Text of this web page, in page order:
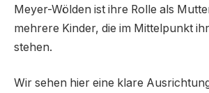
Meyer-Wölden ist ihre Rolle als
mehrere Kinder, die im Mittelpunkt
stehen.
Wir sehen hier eine klare